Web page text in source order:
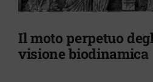
VIDEO
Cerca
per:
Il moto perpetuo
visione biodinamica